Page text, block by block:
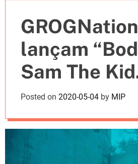
s
GROGNation
lançam
Sam The Kid
[LETRA]
Posted on 2020-05-04 by MIP